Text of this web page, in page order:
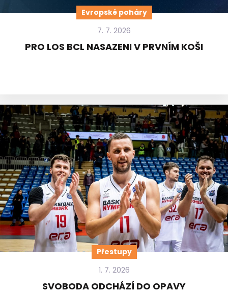
Evropské poháry
7. 7. 2026
PRO LOS BCL NASAZENI V PRVNÍM KOŠI
Přestupy
1. 7. 2026
SVOBODA ODCHÁZÍ DO OPAVY